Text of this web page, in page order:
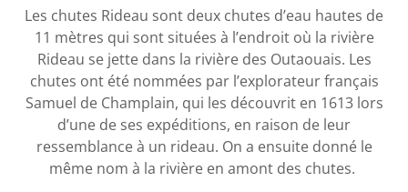
Les chutes Rideau sont deux chutes d’eau hautes de
11 mètres qui sont situées à l’endroit où la rivière
Rideau se jette dans la rivière des Outaouais. Les
chutes ont été nommées par l’explorateur français
Samuel de Champlain, qui les découvrit en 1613 lors
d’une de ses expéditions, en raison de leur
ressemblance à un rideau. On a ensuite donné le
même nom à la rivière en amont des chutes.